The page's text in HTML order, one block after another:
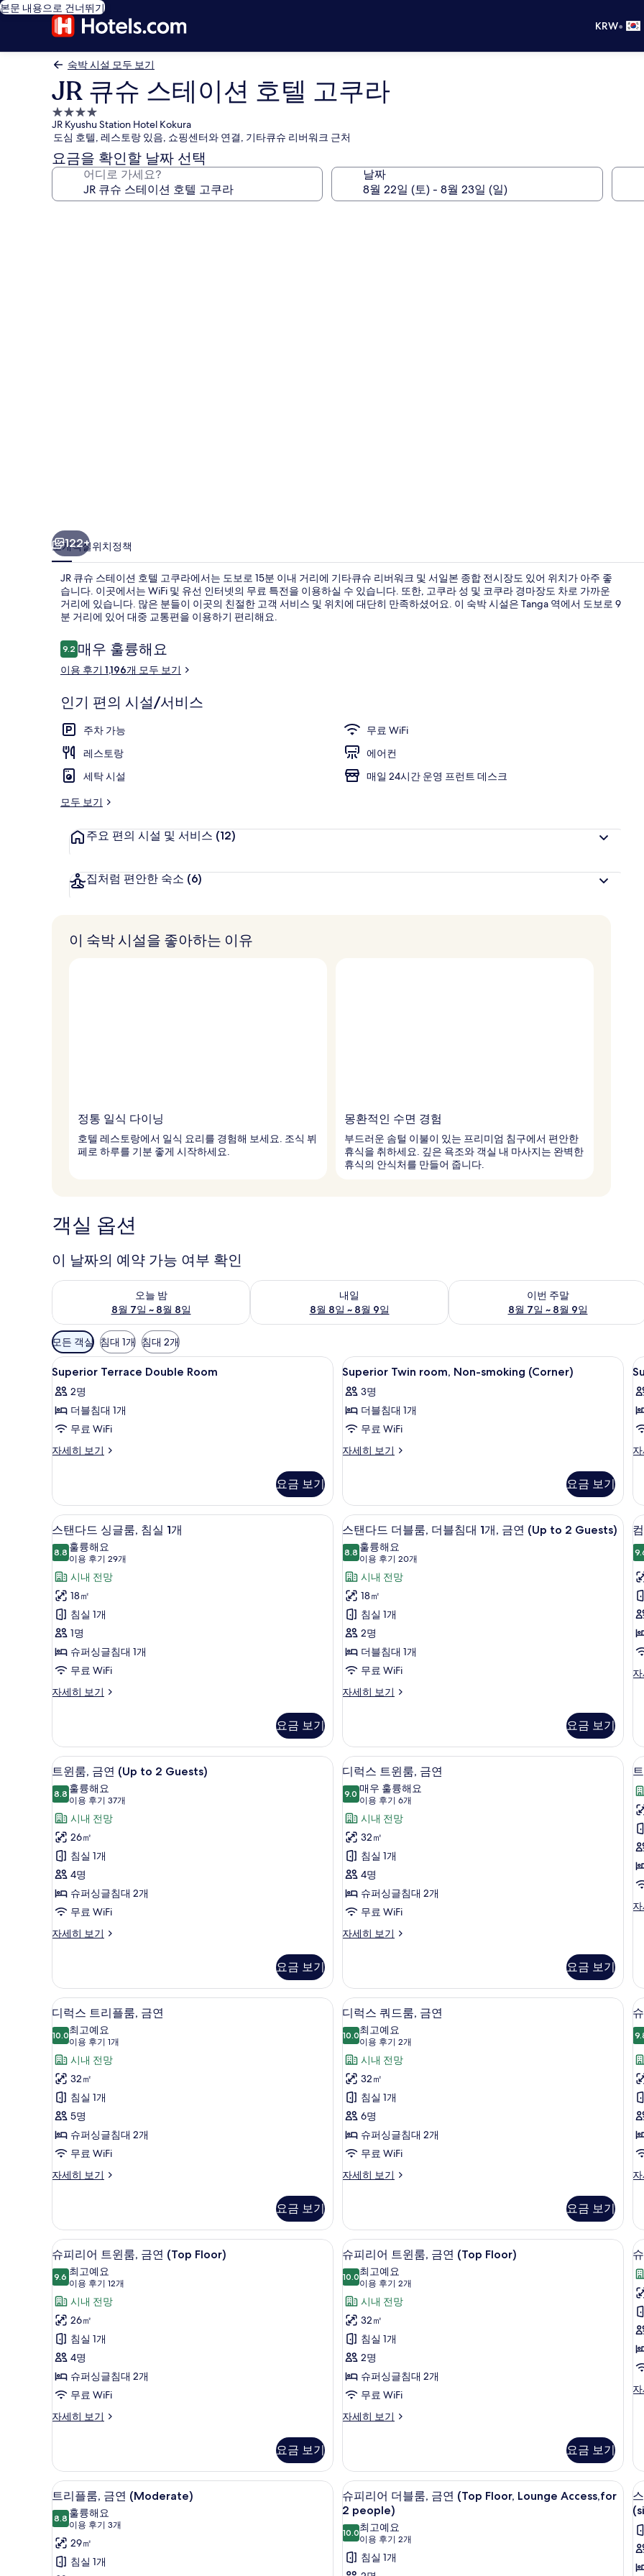
본문 내용으로 건너뛰기
KRW•
숙박 시설 모두 보기
JR 큐슈 스테이션 호텔 고쿠라
4.0
성
급
숙
박
JR Kyushu Station Hotel Kokura
도심 호텔, 레스토랑 있음, 쇼핑센터와 연결, 기타큐슈 리버워크 근처
요금을 확인할 날짜 선택
어디로 가세요? 날짜
진
갤
러
리
122+
소개객실위치정책
JR 큐슈 스테이션 호텔 고쿠라에서는 도보로 15분 이내 거리에 기타큐슈 리버워크 및 서일본 종합 전시장도 있어 위치가 아주 좋
습니다. 이곳에서는 WiFi 및 유선 인터넷의 무료 특전을 이용하실 수 있습니다. 또한, 고쿠라 성 및 코쿠라 경마장도 차로 가까운
거리에 있습니다. 많은 분들이 이곳의 친절한 고객 서비스 및 위치에 대단히 만족하셨어요. 이 숙박 시설은 Tanga 역에서 도보로 9
분 거리에 있어 대중 교통편을 이용하기 편리해요.
이
용
후
9.210점 만점 중 9.2점.
매우 훌륭해요
이용 후기 1,196개 모두 보기
인기 편의 시설/서비스
주차 가능
무료 WiFi
레스토랑
에어컨
세탁 시설
매일 24시간 운영 프런트 데스크
모두 보기
주요 편의 시설 및 서비스 (12)
집처럼 편안한 숙소 (6)
이 숙박 시설을 좋아하는 이유
정통 일식 다이닝
호텔 레스토랑에서 일식 요리를 경험해 보세요. 조식 뷔
페로 하루를 기분 좋게 시작하세요.
몽환적인 수면 경험
부드러운 솜털 이불이 있는 프리미엄 침구에서 편안한
휴식을 취하세요. 깊은 욕조와 객실 내 마사지는 완벽한
휴식의 안식처를 만들어 줍니다.
객실 옵션
이 날짜의 예약 가능 여부 확인
오늘 밤
8월 7일 ~ 8월 8일
오늘 밤 예약 가능 여부 확인, 8월 7일 ~ 8월 8일
내일
8월 8일 ~ 8월 9일
내일 예약 가능 여부 확인, 8월 8일 ~ 8월 9일
이번 주말
8월 7일 ~ 8월 9일
이번 주말 예약 가능 여부 확인, 8월 7일
객
실
에
사
용
가
능
한
모든 객실 침대 1개 침대 2개
Superior
Terrace
Double
Room
사
진
보
기
고급 침구, 오리/거위털 이불, 책상, 노트북 작업 공간
1
Superior Terrace Double Room
2명
더블침대 1개
무료 WiFi
자세히 보기
Superior
자
세
히
기
요금 보기
Superior
Twin
room,
Non-
smoking
(Corner)
모
두
보
기
고급 침구, 오리/거위털 이불, 책상, 노트
1
Superior Twin room, Non-smoking (Corner)
3명
더블침대 1개
무료 WiFi
자세히 보기
Superior
smoking
(Corner)
자
히
기
요금 보기
보
자
세
히
보
스
탠
다
드
싱
글
룸,
침
실
1
진
모
두
보
기
스탠다드 싱글룸, 침실 1개 | 고급 침구, 오리/거위털 이불, 책상, 노트북 작업 공간
12
스탠다드 싱글룸, 침실 1개
8.88.8점 만점 중 10점
훌륭해요
이용 후기 29개
(이
용
후
기
29
개)
시내 전망
18㎡
침실 1개
1명
슈퍼싱글침대 1개
무료 WiFi
자세히 보기
스
싱
글
룸,
실
개
자
세
히
보
요금 보기
스
탠
다
드
더
블
룸,
더
블
침
개,
금
연
(Up
to
2
Guests)
사
진
모
보
고급 침구, 오리/거위털 이불, 책상, 노트
12
스탠다드 더블룸, 더블침대 1개, 금연 (Up to 2 Guests)
8.88.8점 만점 중 10점
훌륭해요
이용 후기 20개
(이
용
후
기
20
개)
시내 전망
18㎡
침실 1개
2명
더블침대 1개
무료 WiFi
자세히 보기
스
더
블
룸,
더
블
대
개,
금
연
to
2
자
기
요금 보기
컴
보
컴
룸,
금
연
자
세
히
보
기
트
윈
룸,
금
연
(Up
to
2
Guests)
진
두
보
기
고급 침구, 오리/거위털 이불, 책상, 노트북 작업 공간
12
트윈룸, 금연 (Up to 2 Guests)
8.88.8점 만점 중 10점
훌륭해요
이용 후기 37개
(이
용
후
기
37
개)
시내 전망
26㎡
침실 1개
4명
슈퍼싱글침대 2개
무료 WiFi
자세히 보기
트
연
(Up
to
Guests)
세
히
보
기
요금 보기
디
럭
스
트
윈
룸,
금
연
사
진
보
기
디럭스 트윈룸, 금연 | 고급 침구, 오리/
11
디럭스 트윈룸, 금연
9.09.0점 만점 중 10점
매우 훌륭해요
이용 후기 6개
(이
용
후
기
6
개)
시내 전망
32㎡
침실 1개
4명
슈퍼싱글침대 2개
무료 WiFi
자세히 보기
디
윈
룸,
금
연
자
히
보
기
요금 보기
트
윈
두
트
히
보
기
디
럭
스
트
리
플
룸,
금
연
사
두
보
기
디럭스 트리플룸, 금연 | 고급 침구, 오리/거위털 이불, 책상, 노트북 작업 공간
10
디럭스 트리플룸, 금연
10.010.0점 만점 중 10점
최고예요
이용 후기 1개
(이
용
후
기
개)
시내 전망
32㎡
침실 1개
5명
슈퍼싱글침대 2개
무료 WiFi
자세히 보기
디
리
플
룸,
금
연
세
히
보
기
요금 보기
디
럭
스
쿼
드
룸,
금
연
사
진
보
기
디럭스 쿼드룸, 금연 | 고급 침구, 오리/
10
디럭스 쿼드룸, 금연
10.010.0점 만점 중 10점
최고예요
이용 후기 2개
(이
용
후
기
2
개)
시내 전망
32㎡
침실 1개
6명
슈퍼싱글침대 2개
무료 WiFi
자세히 보기
디
드
룸,
금
연
자
히
보
기
요금 보기
슈
더
블
룸,
금
연
자
세
히
기
슈
피
리
어
트
윈
룸,
금
연
(Top
진
모
두
보
기
슈피리어 트윈룸, 금연 (Top Floor) | 고급 침구, 오리/거위털 이불, 책상, 노트북 작업 공간
11
슈피리어 트윈룸, 금연 (Top Floor)
9.69.6점 만점 중 10점
최고예요
이용 후기 12개
(이
용
후
기
12
개)
시내 전망
26㎡
침실 1개
4명
슈퍼싱글침대 2개
무료 WiFi
자세히 보기
슈
트
윈
룸,
연
(Top
Floor)
자
세
요금 보기
슈
피
리
어
트
윈
룸,
금
연
(Top
진
모
두
보
기
슈피리어 트윈룸, 금연 (Top Floor) |
11
슈피리어 트윈룸, 금연 (Top Floor)
10.010.0점 만점 중 10점
최고예요
이용 후기 2개
(이
용
후
기
2
개)
시내 전망
32㎡
침실 1개
2명
슈퍼싱글침대 2개
무료 WiFi
자세히 보기
슈
트
윈
룸,
금
(Top
Floor)
자
세
요금 보기
피
리
모
슈
플
룸,
금
연
자
세
히
트
리
플
룸,
금
고급 침구, 오리/거위털 이불, 책상, 노트북 작업 공간
12
트리플룸, 금연 (Moderate)
8.88.8점 만점 중 10점
훌륭해요
이용 후기 3개
(이
용
후
29㎡
침실 1개
슈
피
리
어
더
고급 침구, 오리/거위털 이불, 책상, 노트
11
슈피리어 더블룸, 금연 (Top Floor, Lounge Access,for
2 people)
10.010.0점 만점 중 10점
최고예요
이용 후기 2개
(이
용
후
침실 1개
탠